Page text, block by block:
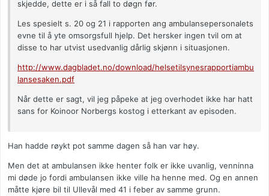
skjedde, dette er i så fall to døgn før.
Les spesielt s. 20 og 21 i rapporten ang ambulansepersonalets
evne til å yte omsorgsfull hjelp. Det hersker ingen tvil om at
disse to har utvist usedvanlig dårlig skjønn i situasjonen.
http://www.dagbladet.no/download/helsetilsynesrapportiambu
lansesaken.pdf
Når dette er sagt, vil jeg påpeke at jeg overhodet ikke har hatt
sans for Koinoor Norbergs kostog i etterkant av episoden.
Han hadde røykt pot samme dagen så han var høy.
Men det at ambulansen ikke henter folk er ikke uvanlig, venninna
mi døde jo fordi ambulansen ikke ville ha henne med. Og en annen
måtte kjøre bil til Ullevål med 41 i feber av samme grunn.